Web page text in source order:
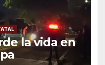
la vida en